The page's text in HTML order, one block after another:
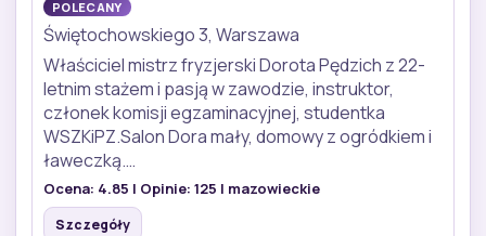
POLECANY
Świętochowskiego 3, Warszawa
Właściciel mistrz fryzjerski Dorota Pędzich z 22-
letnim stażem i pasją w zawodzie, instruktor,
członek komisji egzaminacyjnej, studentka
WSZKiPZ.Salon Dora mały, domowy z ogródkiem i
ławeczką.…
Ocena: 4.85 | Opinie: 125 | mazowieckie
Szczegóły